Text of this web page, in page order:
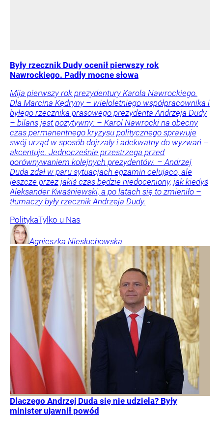
Były rzecznik Dudy ocenił pierwszy rok
Nawrockiego. Padły mocne słowa
Mija pierwszy rok prezydentury Karola Nawrockiego.
Dla Marcina Kędryny – wieloletniego współpracownika i
byłego rzecznika prasowego prezydenta Andrzeja Dudy
– bilans jest pozytywny: – Karol Nawrocki na obecny
czas permanentnego kryzysu politycznego sprawuje
swój urząd w sposób dojrzały i adekwatny do wyzwań –
akcentuje. Jednocześnie przestrzega przed
porównywaniem kolejnych prezydentów. – Andrzej
Duda zdał w paru sytuacjach egzamin celująco, ale
jeszcze przez jakiś czas będzie niedoceniony, jak kiedyś
Aleksander Kwaśniewski, a po latach się to zmieniło –
tłumaczy były rzecznik Andrzeja Dudy.
PolitykaTylko u Nas
Agnieszka Niesłuchowska
Dlaczego Andrzej Duda się nie udziela? Były
minister ujawnił powód